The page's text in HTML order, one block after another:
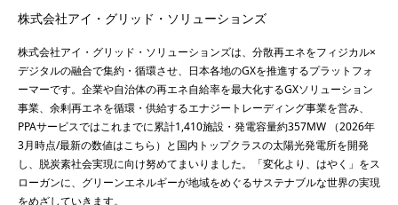
株式会社アイ・グリッド・ソリューションズ
株式会社アイ・グリッド・ソリューションズは、分散再エネをフィジカル×
デジタルの融合で集約・循環させ、日本各地のGXを推進するプラットフォ
ーマーです。企業や自治体の再エネ自給率を最大化するGXソリューション
事業、余剰再エネを循環・供給するエナジートレーディング事業を営み、
PPAサービスではこれまでに累計1,410施設・発電容量約357MW （2026年
3月時点/最新の数値はこちら ）と国内トップクラスの太陽光発電所を開発
し、脱炭素社会実現に向け努めてまいりました。「変化より、はやく」をス
ローガンに、グリーンエネルギーが地域をめぐるサステナブルな世界の実現
をめざしていきます。